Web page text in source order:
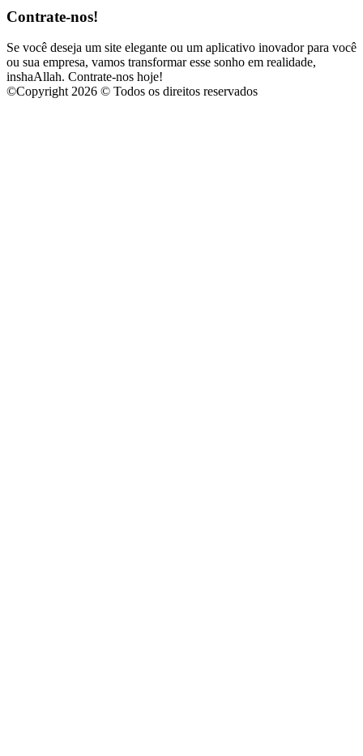
Contrate-nos!
Se você deseja um site elegante ou um aplicativo inovador para você
ou sua empresa, vamos transformar esse sonho em realidade,
inshaAllah. Contrate-nos hoje!
©Copyright 2026 © Todos os direitos reservados